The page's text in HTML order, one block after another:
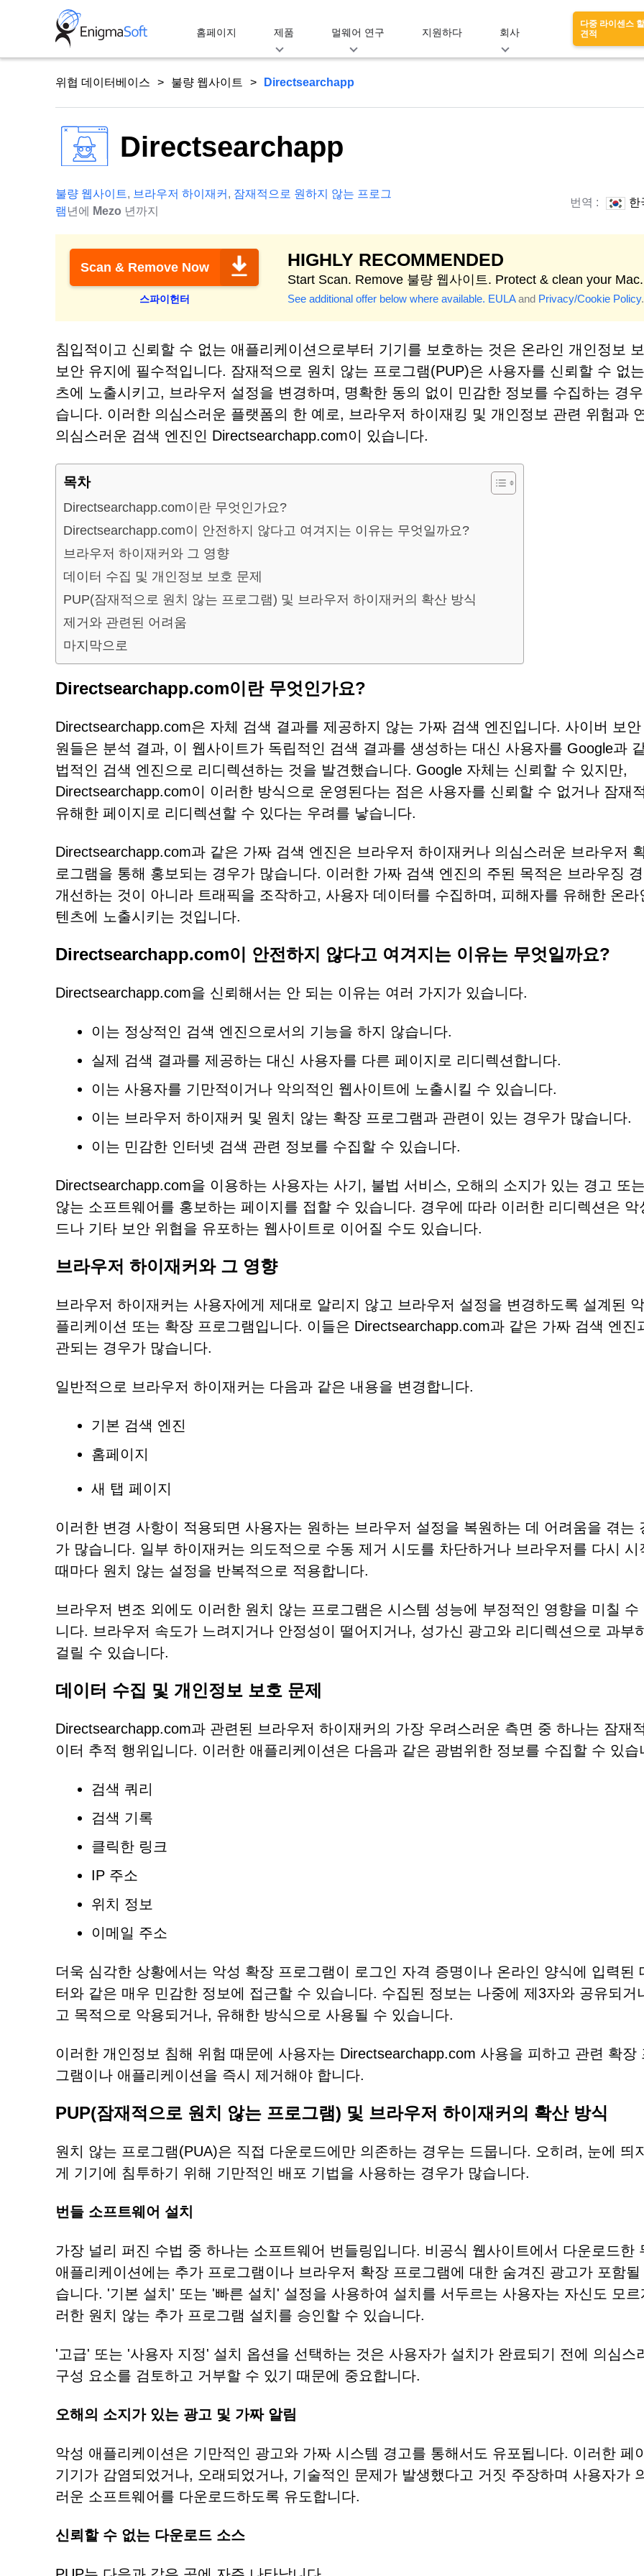
홈페이지 제품 멀웨어 연구 지원하다 회사
다중 라이센스
견적
위협 데이터베이스 불량 웹사이트 Directsearchapp
Directsearchapp
불량 웹사이트, 브라우저 하이재커 , 잠재적으로 원하지 않는 프로그
램 년에 Mezo 년까지
번역 : 한
Scan & Remove Now
스파이헌터
HIGHLY RECOMMENDED
Start Scan. Remove 불량 웹사이트. Protect & clean your Mac.
See additional offer below where available. EULAand Privacy/Cookie Policy.
침입적이고 신뢰할 수 없는 애플리케이션으로부터 기기를 보호하는 것은 온라인 개인정보
보안 유지에 필수적입니다. 잠재적으로 원치 않는 프로그램(PUP)은 사용자를 신뢰할 수 없
츠에 노출시키고, 브라우저 설정을 변경하며, 명확한 동의 없이 민감한 정보를 수집하는 경
습니다. 이러한 의심스러운 플랫폼의 한 예로, 브라우저 하이재킹 및 개인정보 관련 위험과
의심스러운 검색 엔진인 Directsearchapp.com이 있습니다.
목차
Directsearchapp.com이란 무엇인가요?
Directsearchapp.com이 안전하지 않다고 여겨지는 이유는 무엇일까요?
브라우저 하이재커와 그 영향
데이터 수집 및 개인정보 보호 문제
PUP(잠재적으로 원치 않는 프로그램) 및 브라우저 하이재커의 확산 방식
제거와 관련된 어려움
마지막으로
Directsearchapp.com이란 무엇인가요?
Directsearchapp.com은 자체 검색 결과를 제공하지 않는 가짜 검색 엔진입니다. 사이버 보안
원들은 분석 결과, 이 웹사이트가 독립적인 검색 결과를 생성하는 대신 사용자를 Google과
법적인 검색 엔진으로 리디렉션하는 것을 발견했습니다. Google 자체는 신뢰할 수 있지만,
Directsearchapp.com이 이러한 방식으로 운영된다는 점은 사용자를 신뢰할 수 없거나 잠재
유해한 페이지로 리디렉션할 수 있다는 우려를 낳습니다.
Directsearchapp.com과 같은 가짜 검색 엔진은 브라우저 하이재커나 의심스러운 브라우저
로그램을 통해 홍보되는 경우가 많습니다. 이러한 가짜 검색 엔진의 주된 목적은 브라우징
개선하는 것이 아니라 트래픽을 조작하고, 사용자 데이터를 수집하며, 피해자를 유해한 온라
텐츠에 노출시키는 것입니다.
Directsearchapp.com이 안전하지 않다고 여겨지는 이유는 무엇일까요?
Directsearchapp.com을 신뢰해서는 안 되는 이유는 여러 가지가 있습니다.
이는 정상적인 검색 엔진으로서의 기능을 하지 않습니다.
실제 검색 결과를 제공하는 대신 사용자를 다른 페이지로 리디렉션합니다.
이는 사용자를 기만적이거나 악의적인 웹사이트에 노출시킬 수 있습니다.
이는 브라우저 하이재커 및 원치 않는 확장 프로그램과 관련이 있는 경우가 많습니다.
이는 민감한 인터넷 검색 관련 정보를 수집할 수 있습니다.
Directsearchapp.com을 이용하는 사용자는 사기, 불법 서비스, 오해의 소지가 있는 경고 또
않는 소프트웨어를 홍보하는 페이지를 접할 수 있습니다. 경우에 따라 이러한 리디렉션은 악
드나 기타 보안 위협을 유포하는 웹사이트로 이어질 수도 있습니다.
브라우저 하이재커와 그 영향
브라우저 하이재커는 사용자에게 제대로 알리지 않고 브라우저 설정을 변경하도록 설계된
플리케이션 또는 확장 프로그램입니다. 이들은 Directsearchapp.com과 같은 가짜 검색 엔진
관되는 경우가 많습니다.
일반적으로 브라우저 하이재커는 다음과 같은 내용을 변경합니다.
기본 검색 엔진
홈페이지
새 탭 페이지
이러한 변경 사항이 적용되면 사용자는 원하는 브라우저 설정을 복원하는 데 어려움을 겪는
가 많습니다. 일부 하이재커는 의도적으로 수동 제거 시도를 차단하거나 브라우저를 다시 시
때마다 원치 않는 설정을 반복적으로 적용합니다.
브라우저 변조 외에도 이러한 원치 않는 프로그램은 시스템 성능에 부정적인 영향을 미칠 수
니다. 브라우저 속도가 느려지거나 안정성이 떨어지거나, 성가신 광고와 리디렉션으로 과부
걸릴 수 있습니다.
데이터 수집 및 개인정보 보호 문제
Directsearchapp.com과 관련된 브라우저 하이재커의 가장 우려스러운 측면 중 하나는 잠재
이터 추적 행위입니다. 이러한 애플리케이션은 다음과 같은 광범위한 정보를 수집할 수 있습
검색 쿼리
검색 기록
클릭한 링크
IP 주소
위치 정보
이메일 주소
더욱 심각한 상황에서는 악성 확장 프로그램이 로그인 자격 증명이나 온라인 양식에 입력된
터와 같은 매우 민감한 정보에 접근할 수 있습니다. 수집된 정보는 나중에 제3자와 공유되거
고 목적으로 악용되거나, 유해한 방식으로 사용될 수 있습니다.
이러한 개인정보 침해 위험 때문에 사용자는 Directsearchapp.com 사용을 피하고 관련 확장
그램이나 애플리케이션을 즉시 제거해야 합니다.
PUP(잠재적으로 원치 않는 프로그램) 및 브라우저 하이재커의 확산 방식
원치 않는 프로그램(PUA)은 직접 다운로드에만 의존하는 경우는 드뭅니다. 오히려, 눈에 띄
게 기기에 침투하기 위해 기만적인 배포 기법을 사용하는 경우가 많습니다.
번들 소프트웨어 설치
가장 널리 퍼진 수법 중 하나는 소프트웨어 번들링입니다. 비공식 웹사이트에서 다운로드한
애플리케이션에는 추가 프로그램이나 브라우저 확장 프로그램에 대한 숨겨진 광고가 포함될
습니다. '기본 설치' 또는 '빠른 설치' 설정을 사용하여 설치를 서두르는 사용자는 자신도 모르
러한 원치 않는 추가 프로그램 설치를 승인할 수 있습니다.
'고급' 또는 '사용자 지정' 설치 옵션을 선택하는 것은 사용자가 설치가 완료되기 전에 의심스
구성 요소를 검토하고 거부할 수 있기 때문에 중요합니다.
오해의 소지가 있는 광고 및 가짜 알림
악성 애플리케이션은 기만적인 광고와 가짜 시스템 경고를 통해서도 유포됩니다. 이러한 페
기기가 감염되었거나, 오래되었거나, 기술적인 문제가 발생했다고 거짓 주장하며 사용자가
러운 소프트웨어를 다운로드하도록 유도합니다.
신뢰할 수 없는 다운로드 소스